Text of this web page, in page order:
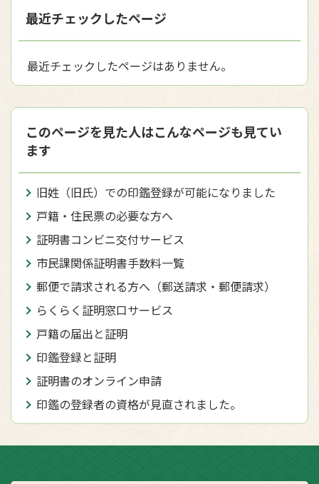
最近チェックしたページ
最近チェックしたページはありません。
このページを見た人はこんなページも見てい
ます
旧姓（旧氏）での印鑑登録が可能になりました
戸籍・住民票の必要な方へ
証明書コンビニ交付サービス
市民課関係証明書手数料一覧
郵便で請求される方へ（郵送請求・郵便請求）
らくらく証明窓口サービス
戸籍の届出と証明
印鑑登録と証明
証明書のオンライン申請
印鑑の登録者の資格が見直されました。